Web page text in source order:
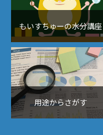
もいすちゅーの水分講座
用途からさがす